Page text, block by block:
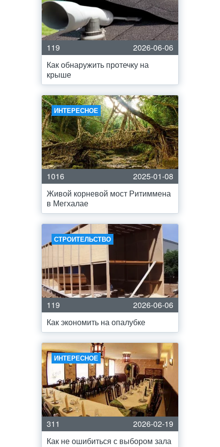
119
2026-06-06
Как обнаружить протечку на
крыше
ИНТЕРЕСНОЕ
1016
2025-01-08
Живой корневой мост Ритиммена
в Мегхалае
СТРОИТЕЛЬСТВО
119
2026-06-06
Как экономить на опалубке
ИНТЕРЕСНОЕ
311
2026-02-19
Как не ошибиться с выбором зала